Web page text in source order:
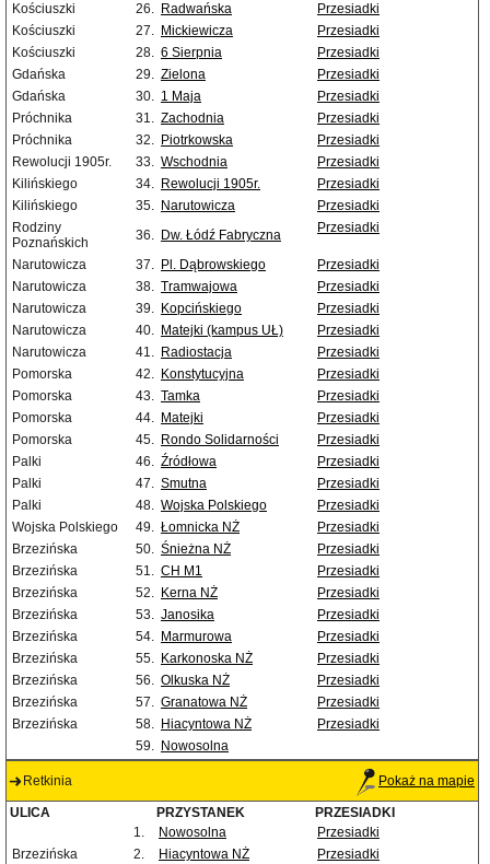
Kościuszki
26. Radwańska
Przesiadki
Kościuszki
27. Mickiewicza
Przesiadki
Kościuszki
28. 6 Sierpnia
Przesiadki
Gdańska
29. Zielona
Przesiadki
Gdańska
30. 1 Maja
Przesiadki
Próchnika
31. Zachodnia
Przesiadki
Próchnika
32. Piotrkowska
Przesiadki
Rewolucji 1905r.
33. Wschodnia
Przesiadki
Kilińskiego
34. Rewolucji 1905r.
Przesiadki
Kilińskiego
35. Narutowicza
Przesiadki
Rodziny
Poznańskich
36. Dw. Łódź Fabryczna Przesiadki
Narutowicza 37. Pl. Dąbrowskiego
Przesiadki
Narutowicza
38. Tramwajowa
Przesiadki
Narutowicza
39. Kopcińskiego
Przesiadki
Narutowicza
40. Matejki (kampus UŁ)
Przesiadki
Narutowicza
41. Radiostacja
Przesiadki
Pomorska
42. Konstytucyjna
Przesiadki
Pomorska
43. Tamka
Przesiadki
Pomorska
44. Matejki
Przesiadki
Pomorska
45. Rondo Solidarności
Przesiadki
Palki
46. Źródłowa
Przesiadki
Palki
47. Smutna
Przesiadki
Palki
48. Wojska Polskiego
Przesiadki
Wojska Polskiego
49. Łomnicka NŻ
Przesiadki
Brzezińska
50. Śnieżna NŻ
Przesiadki
Brzezińska
51. CH M1
Przesiadki
Brzezińska
52. Kerna NŻ
Przesiadki
Brzezińska
53. Janosika
Przesiadki
Brzezińska
54. Marmurowa
Przesiadki
Brzezińska
55. Karkonoska NŻ
Przesiadki
Brzezińska
56. Olkuska NŻ
Przesiadki
Brzezińska
57. Granatowa NŻ
Przesiadki
Brzezińska
58. Hiacyntowa NŻ
Przesiadki
59. Nowosolna
Retkinia Pokaż na mapie
ULICA PRZYSTANEK
PRZESIADKI
1.
Nowosolna
Przesiadki
Brzezińska
2. Hiacyntowa NŻ
Przesiadki